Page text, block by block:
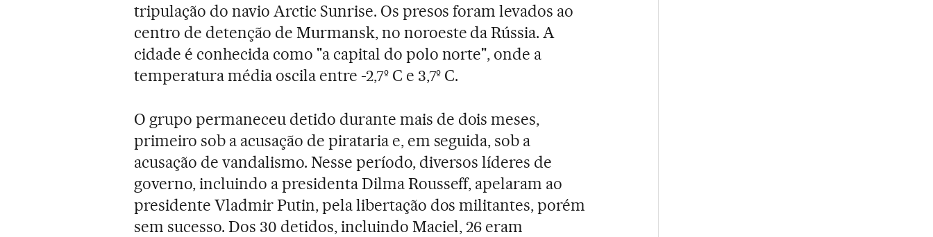
tripulação do navio Arctic Sunrise. Os presos foram levados ao
centro de detenção de Murmansk, no noroeste da Rússia. A
cidade é conhecida como "a capital do polo norte", onde a
temperatura média oscila entre -2,7º C e 3,7º C.
O grupo permaneceu detido durante mais de dois meses,
primeiro sob a acusação de pirataria e, em seguida, sob a
acusação de vandalismo. Nesse período, diversos líderes de
governo, incluindo a presidenta Dilma Rousseff, apelaram ao
presidente Vladmir Putin, pela libertação dos militantes, porém
sem sucesso. Dos 30 detidos, incluindo Maciel, 26 eram